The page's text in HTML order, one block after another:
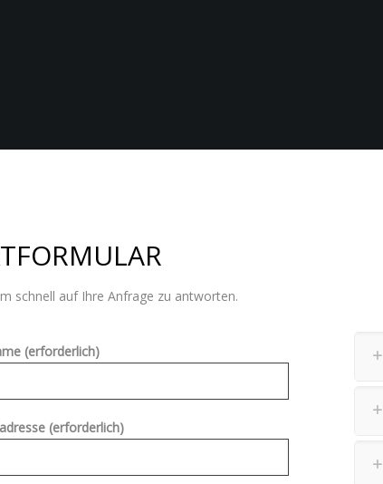
schnell auf Ihre Anfrage zu antworten.
(erforderlich)
(erforderlich)